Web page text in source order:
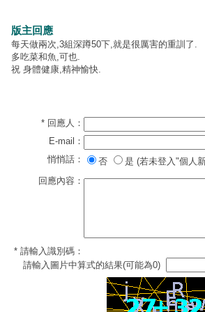
版主回應
每天做兩次,3組深蹲50下,就是很厲害的重訓了.
多吃菜和魚,可也.
祝 身體健康,精神愉快.
* 回應人：
E-mail：
悄悄話：
否
是 (若未登入"個人
回應內容：
* 請輸入識別碼：
請輸入圖片中算式的結果(可能為0)